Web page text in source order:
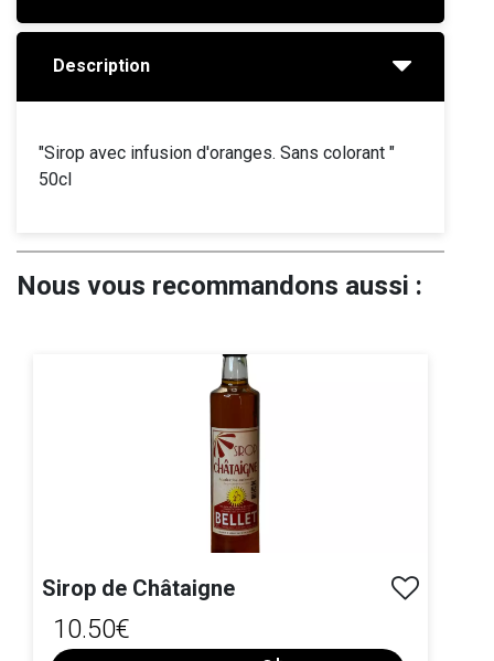
Description
"Sirop avec infusion d'oranges. Sans colorant "
50cl
Nous vous recommandons aussi :
Sirop de Châtaigne
10.50€